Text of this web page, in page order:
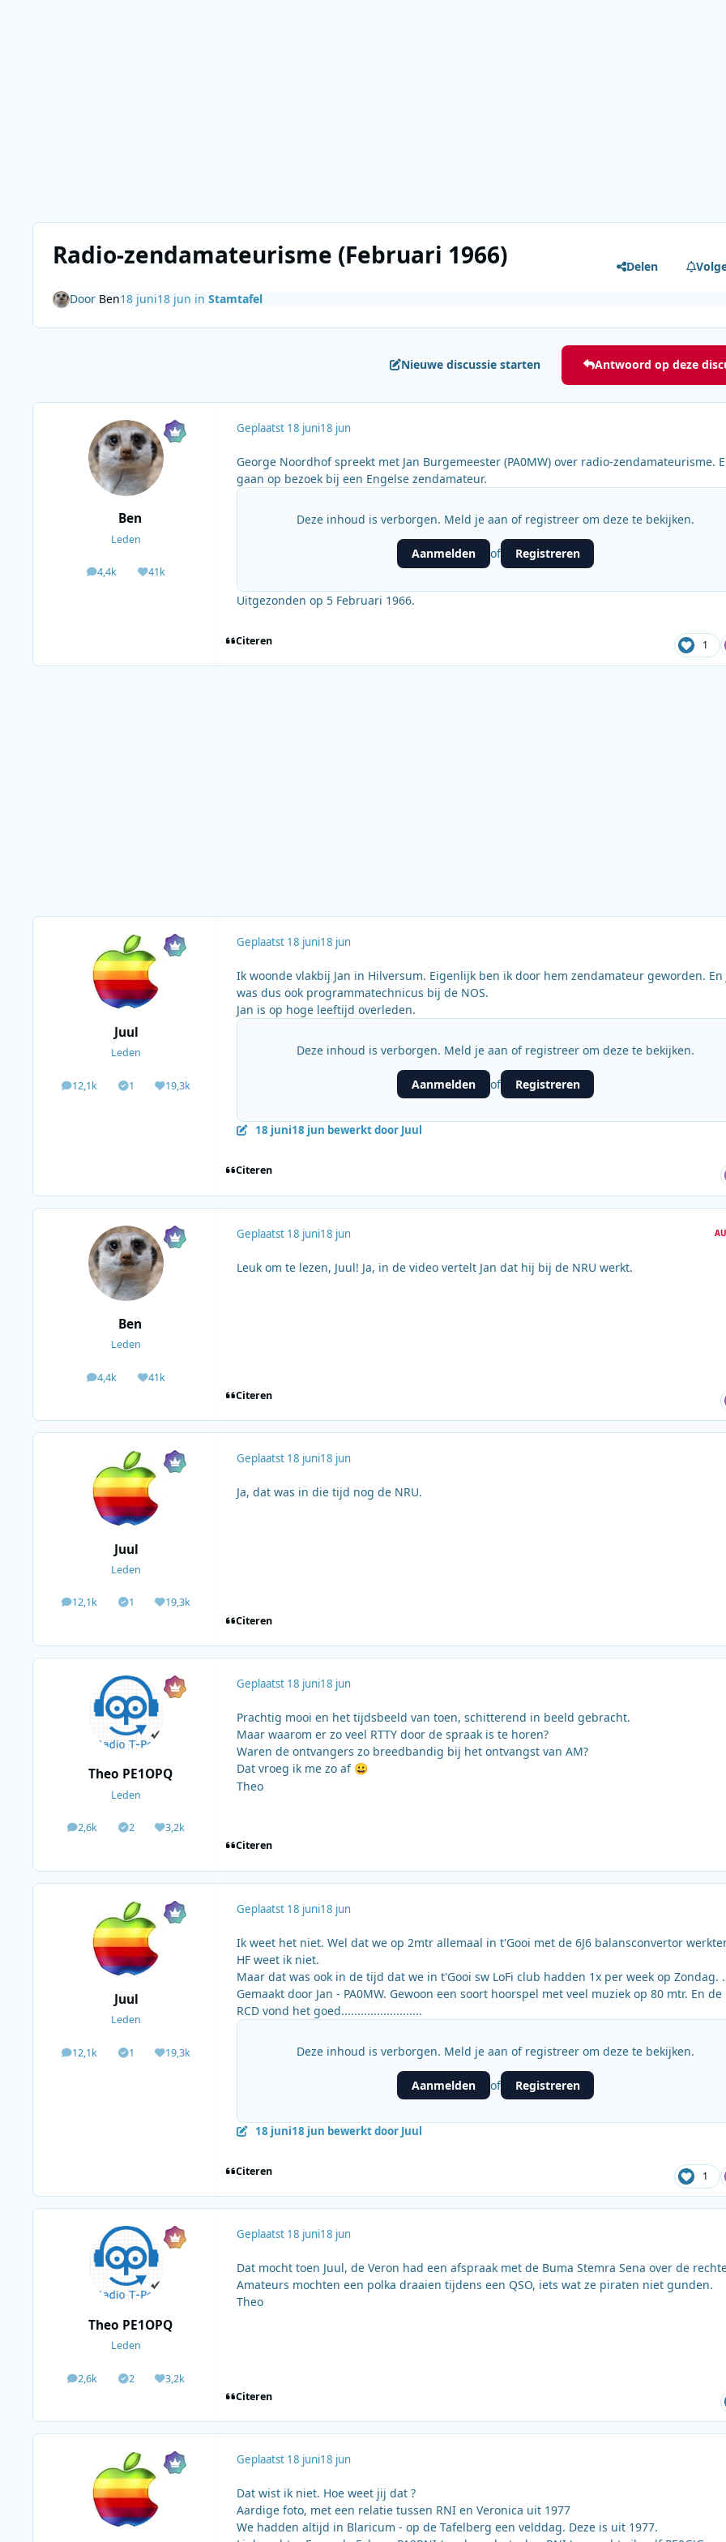
Radio-zendamateurisme (Februari 1966) Delen
Door Ben18 juni18 jun in Stamtafel
Nieuwe discussie starten Antwoord op deze
Ben
Leden
4,4k
berichten41k
Waardering
Geplaatst 18 juni18 jun
George Noordhof spreekt met Jan Burgemeester (PA0MW) over radio-zendamateurisme.
gaan op bezoek bij een Engelse zendamateur.
Deze inhoud is verborgen. Meld je aan of registreer om deze te bekijken.
Aanmelden of Registreren
Uitgezonden op 5 Februari 1966.
Citeren 1
Juul
Leden
12,1k
berichten 1
Solutions19,3k
Waardering
Geplaatst 18 juni18 jun
Ik woonde vlakbij Jan in Hilversum. Eigenlijk ben ik door hem zendamateur geworden. En
was dus ook programmatechnicus bij de NOS.
Jan is op hoge leeftijd overleden.
Deze inhoud is verborgen. Meld je aan of registreer om deze te bekijken.
Aanmelden of Registreren
18 juni18 jun bewerkt door Juul
Citeren
Ben
Leden
4,4k
berichten41k
Waardering
Geplaatst 18 juni18 jun
Leuk om te lezen, Juul! Ja, in de video vertelt Jan dat hij bij de NRU werkt.
Citeren
Juul
Leden
12,1k
berichten 1
Solutions19,3k
Waardering
Geplaatst 18 juni18 jun
Ja, dat was in die tijd nog de NRU.
Citeren
Theo PE1OPQ
Leden
2,6k
berichten2
Solutions3,2k
Waardering
Geplaatst 18 juni18 jun
Prachtig mooi en het tijdsbeeld van toen, schitterend in beeld gebracht.
Maar waarom er zo veel RTTY door de spraak is te horen?
Waren de ontvangers zo breedbandig bij het ontvangst van AM?
Dat vroeg ik me zo af 😀
Theo
Citeren
Juul
Leden
12,1k
berichten 1
Solutions19,3k
Waardering
Geplaatst 18 juni18 jun
Ik weet het niet. Wel dat we op 2mtr allemaal in t'Gooi met de 6J6 balansconvertor
HF weet ik niet.
Maar dat was ook in de tijd dat we in t'Gooi sw LoFi club hadden 1x per week op Zondag. .
Gemaakt door Jan - PA0MW. Gewoon een soort hoorspel met veel muziek op 80 mtr. En de
RCD vond het goed.........................
Deze inhoud is verborgen. Meld je aan of registreer om deze te bekijken.
Aanmelden of Registreren
18 juni18 jun bewerkt door Juul
Citeren 1
Theo PE1OPQ
Leden
2,6k
berichten2
Solutions3,2k
Waardering
Geplaatst 18 juni18 jun
Dat mocht toen Juul, de Veron had een afspraak met de Buma Stemra Sena over de
Amateurs mochten een polka draaien tijdens een QSO, iets wat ze piraten niet gunden.
Theo
Citeren
Geplaatst 18 juni18 jun
Dat wist ik niet. Hoe weet jij dat ?
Aardige foto, met een relatie tussen RNI en Veronica uit 1977
We hadden altijd in Blaricum - op de Tafelberg een velddag. Deze is uit 1977.